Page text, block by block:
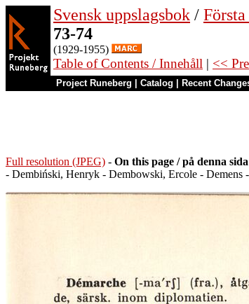
Svensk uppslagsbok /
73-74
(1929-1955)
Table of Contents / Innehåll | <<
Project Runeberg Catalog Recent
Full resolution (JPEG) - On this page / på denna sida
- Dembiński, Henryk - Dembowski, Ercole - Demens